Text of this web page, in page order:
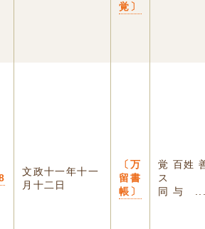
覚〕
文政十一年十一
月十二日
〔万
留書
帳〕
覚 百姓
同 与